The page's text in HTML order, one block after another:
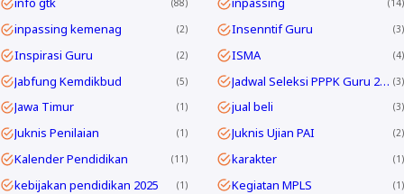
88 14
inpassing kemenag 2 Insenntif Guru 3
Inspirasi Guru 2 ISMA 4
Jabfung Kemdikbud 5 Jadwal Seleksi PPPK Guru 2024 3
Jawa Timur 1 jual beli 3
Juknis Penilaian 1 Juknis Ujian PAI 2
Kalender Pendidikan 11 karakter 1
kebijakan pendidikan 2025 1 Kegiatan MPLS 1